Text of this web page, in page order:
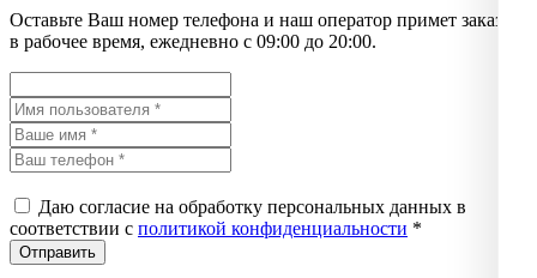
Оставьте Ваш номер телефона и наш оператор примет заказ
в рабочее время, ежедневно с 09:00 до 20:00.
Даю согласие на обработку персональных данных в
соответствии с политикой конфиденциальности *